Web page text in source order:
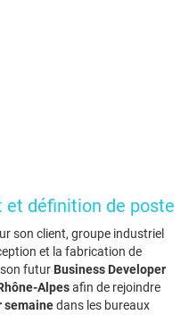
définition de poste
son client, groupe industriel
et la fabrication de
futur Business Developer
Alpesafin de rejoindre
semainedans les bureaux